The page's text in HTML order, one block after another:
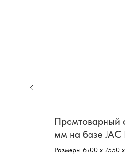
Промтоварный
мм на базе JAC
гидробортом
Размеры 6700 х 2550